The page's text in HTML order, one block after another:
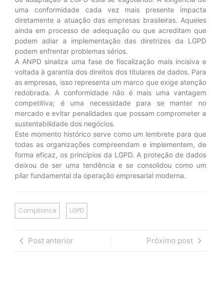
uma conformidade cada vez mais presente impacta
diretamente a atuação das empresas brasileiras. Aqueles
ainda em processo de adequação ou que acreditam que
podem adiar a implementação das diretrizes da LGPD
podem enfrentar problemas sérios.
A ANPD sinaliza uma fase de fiscalização mais incisiva e
voltada à garantia dos direitos dos titulares de dados. Para
as empresas, isso representa um marco que exige atenção
redobrada. A conformidade não é mais uma vantagem
competitiva; é uma necessidade para se manter no
mercado e evitar penalidades que possam comprometer a
sustentabilidade dos negócios.
Este momento histórico serve como um lembrete para que
todas as organizações compreendam e implementem, de
forma eficaz, os princípios da LGPD. A proteção de dados
deixou de ser uma tendência e se consolidou como um
pilar fundamental da operação empresarial moderna.
Compliance LGPD
Post anterior Próximo post